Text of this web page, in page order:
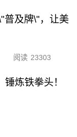
普及牌\"，让美
阅读 23303
炼铁拳头！